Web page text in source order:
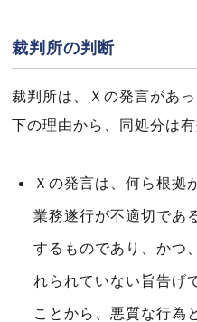
裁判所の判断
裁判所は、Ｘの発言があ
下の理由から、同処分は
Ｘの発言は、何ら根拠
業務遂行が不適切であ
するものであり、かつ
れられていない旨告げ
ことから、悪質な行為